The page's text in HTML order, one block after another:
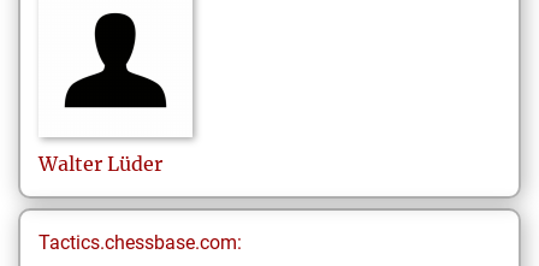
Walter Lüder
Tactics.chessbase.com: